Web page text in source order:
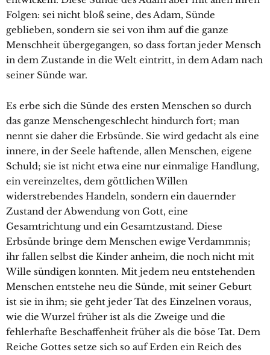
Folgen: sei nicht bloß seine, des Adam, Sünde
geblieben, sondern sie sei von ihm auf die ganze
Menschheit übergegangen, so dass fortan jeder Mensch
in dem Zustande in die Welt eintritt, in dem Adam nach
seiner Sünde war.
Es erbe sich die Sünde des ersten Menschen so durch
das ganze Menschengeschlecht hindurch fort; man
nennt sie daher die Erbsünde. Sie wird gedacht als eine
innere, in der Seele haftende, allen Menschen, eigene
Schuld; sie ist nicht etwa eine nur einmalige Handlung,
ein vereinzeltes, dem göttlichen Willen
widerstrebendes Handeln, sondern ein dauernder
Zustand der Abwendung von Gott, eine
Gesamtrichtung und ein Gesamtzustand. Diese
Erbsünde bringe dem Menschen ewige Verdammnis;
ihr fallen selbst die Kinder anheim, die noch nicht mit
Wille sündigen konnten. Mit jedem neu entstehenden
Menschen entstehe neu die Sünde, mit seiner Geburt
ist sie in ihm; sie geht jeder Tat des Einzelnen voraus,
wie die Wurzel früher ist als die Zweige und die
fehlerhafte Beschaffenheit früher als die böse Tat. Dem
Reiche Gottes setze sich so auf Erden ein Reich des